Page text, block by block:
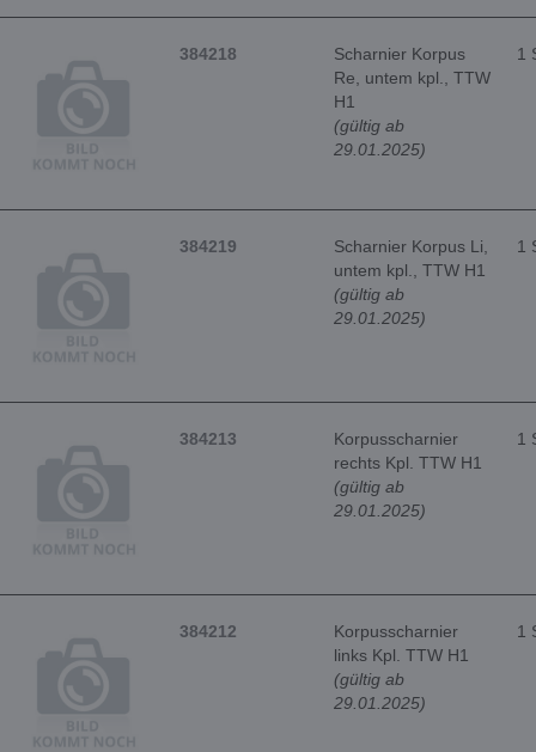
384218
Scharnier Korpus
Re, untem kpl., TTW
H1
(gültig ab
29.01.2025)
1
384219
Scharnier Korpus Li,
untem kpl., TTW H1
(gültig ab
29.01.2025)
1
384213
Korpusscharnier
rechts Kpl. TTW H1
(gültig ab
29.01.2025)
1
384212
Korpusscharnier
links Kpl. TTW H1
(gültig ab
29.01.2025)
1